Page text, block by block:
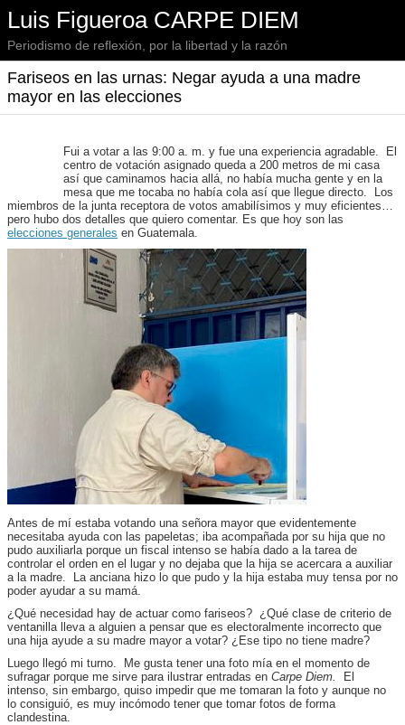
Luis Figueroa CARPE DIEM
Periodismo de reflexión, por la libertad y la razón
Fariseos en las urnas: Negar ayuda a una madre
mayor en las elecciones
Fui a votar a las 9:00 a. m. y fue una experiencia agradable. El
centro de votación asignado queda a 200 metros de mi casa
así que caminamos hacia allá, no había mucha gente y en la
mesa que me tocaba no había cola así que llegue directo. Los
miembros de la junta receptora de votos amabilísimos y muy eficientes…
pero hubo dos detalles que quiero comentar. Es que hoy son las
elecciones generales en Guatemala.
Antes de mí estaba votando una señora mayor que evidentemente
necesitaba ayuda con las papeletas; iba acompañada por su hija que no
pudo auxiliarla porque un fiscal intenso se había dado a la tarea de
controlar el orden en el lugar y no dejaba que la hija se acercara a auxiliar
a la madre. La anciana hizo lo que pudo y la hija estaba muy tensa por no
poder ayudar a su mamá.
¿Qué necesidad hay de actuar como fariseos? ¿Qué clase de criterio de
ventanilla lleva a alguien a pensar que es electoralmente incorrecto que
una hija ayude a su madre mayor a votar? ¿Ese tipo no tiene madre?
Luego llegó mi turno. Me gusta tener una foto mía en el momento de
sufragar porque me sirve para ilustrar entradas en Carpe Diem.
El
intenso, sin embargo, quiso impedir que me tomaran la foto y aunque no
lo consiguió, es muy incómodo tener que tomar fotos de forma
clandestina.